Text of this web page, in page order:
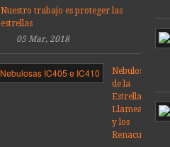
Nuestro trabajo es proteger las
estrellas
05 Mar, 2018
Nebulosas
de la
Estrella
Llameante
y los
Renacuajos